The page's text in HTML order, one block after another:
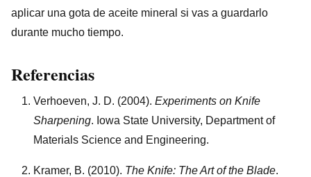
aplicar una gota de aceite mineral si vas a guardarlo
durante mucho tiempo.
Referencias
Verhoeven, J. D. (2004). Experiments on Knife
Sharpening. Iowa State University, Department of
Materials Science and Engineering.
Kramer, B. (2010). The Knife: The Art of the Blade.